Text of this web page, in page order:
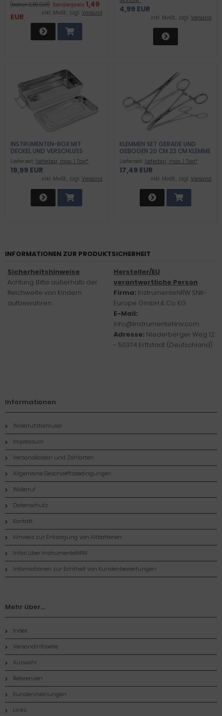
(bisher 2,99 EUR) Sonderpreis 1,49
EUR
inkl .MwSt., zzgl. Versand 4,99 EUR
inkl .MwSt., zzgl. Versand
INSTRUMENTEN-BOX MIT
DECKEL UND VERSCHLUSS
Lieferzeit: lieferbar, max. 1 Tag*
19,99 EUR
inkl .MwSt., zzgl. Versand
KLEMMEN SET GERADE UND
GEBOGEN 20 CM 22 CM KLEMME
HAKENLÖSER EDELSTAHL
Lieferzeit: lieferbar, max. 1 Tag*
17,49 EUR
inkl .MwSt., zzgl. Versand
INFORMATIONEN ZUR PRODUKTSICHERHEIT
Sicherheitshinweise
Achtung: Bitte außerhalb der
Reichweite von Kindern
aufbewahren.
Hersteller/EU
verantwortliche Person
Firma: InstrumenteNRW SNK-
Europe GmbH & Co. KG
E-Mail:
info@InstrumenteNrw.com
Adresse: Niederberger Weg 12
- 50374 Erftstadt (Deutschland)
Informationen
Widerrufsformular
Impressum
Versandkosten und Zahlarten
Allgemeine Geschaeftsbedingungen
Widerruf
Datenschutz
Kontakt
Hinweis zur Entsorgung von Altbatterien
Infos über InstrumenteNRW
Informationen zur Echtheit von Kundenbewertungen
Mehr über...
Index
Versandinfoseite
Auswahl
Referenzen
Kundenmeinungen
Links